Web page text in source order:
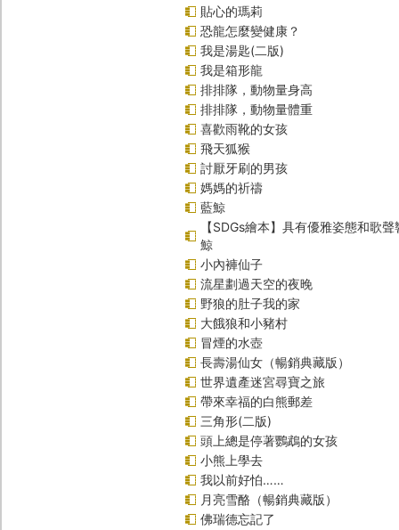
貼心的瑪莉
恐龍怎麼變健康？
我是湯匙(二版)
我是箱形龍
排排隊，動物量身高
排排隊，動物量體重
喜歡雨靴的女孩
飛天狐猴
討厭牙刷的男孩
媽媽的祈禱
藍鯨
【SDGs繪本】具有優雅姿態和歌
鯨
小內褲仙子
流星劃過天空的夜晚
野狼的肚子我的家
大餓狼和小豬村
冒煙的水壺
長壽湯仙女（暢銷典藏版）
世界遺產迷宮尋寶之旅
帶來幸福的白熊郵差
三角形(二版)
頭上總是停著鸚鵡的女孩
小熊上學去
我以前好怕……
月亮雪酪（暢銷典藏版）
佛瑞德忘記了